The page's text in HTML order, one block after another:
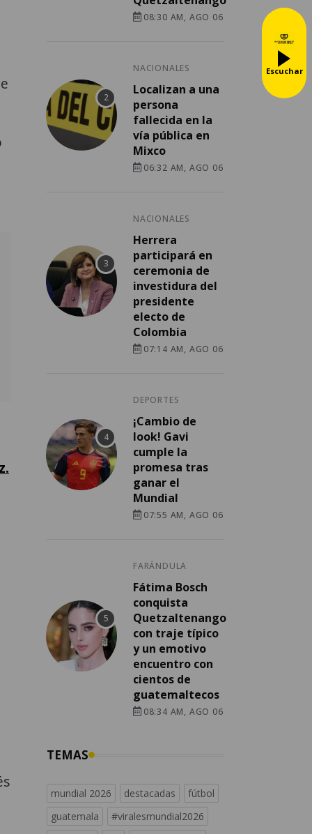
08:30 AM, AGO 06
NACIONALES
Localizan a una
persona
fallecida en la
vía pública en
Mixco
06:32 AM, AGO 06
NACIONALES
Herrera
participará en
ceremonia de
investidura del
presidente
electo de
Colombia
07:14 AM, AGO 06
DEPORTES
¡Cambio de
look! Gavi
cumple la
promesa tras
ganar el
Mundial
07:55 AM, AGO 06
FARÁNDULA
Fátima Bosch
conquista
Quetzaltenango
con traje típico
y un emotivo
encuentro con
cientos de
guatemaltecos
08:34 AM, AGO 06
TEMAS
mundial 2026 destacadas
fútbol
guatemala
#viralesmundial2026
Escuchar